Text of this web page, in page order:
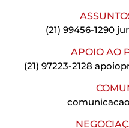
(21) 99456-1290
APOIO AO
(21) 97223-2128